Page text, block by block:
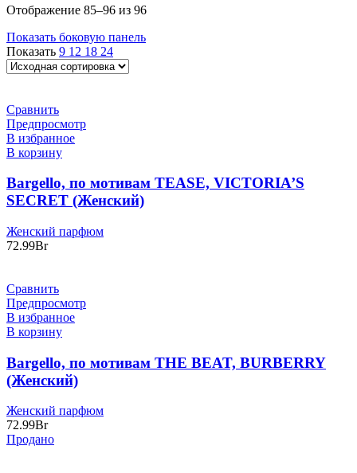
Отображение 85–96 из 96
Показать боковую панель
Показать 9 12 18 24
Сравнить
Предпросмотр
В избранное
В корзину
Bargello, по мотивам TEASE, VICTORIA’S
SECRET (Женский)
Женский парфюм
72.99Br
Сравнить
Предпросмотр
В избранное
В корзину
Bargello, по мотивам THE BEAT, BURBERRY
(Женский)
Женский парфюм
72.99Br
Продано